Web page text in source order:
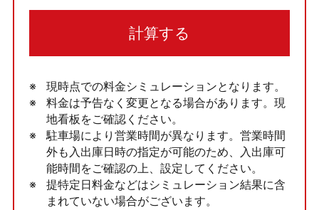
計算する
現時点での料金シミュレーションとなります。
料金は予告なく変更となる場合があります。現
地看板をご確認ください。
駐車場により営業時間が異なります。営業時間
外も入出庫日時の指定が可能のため、入出庫可
能時間をご確認の上、設定してください。
提特定日料金などはシミュレーション結果に含
まれていない場合がございます。